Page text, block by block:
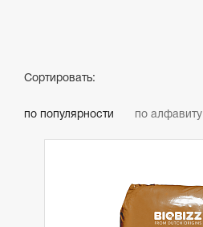
Сортировать:
по популярности по алфавиту